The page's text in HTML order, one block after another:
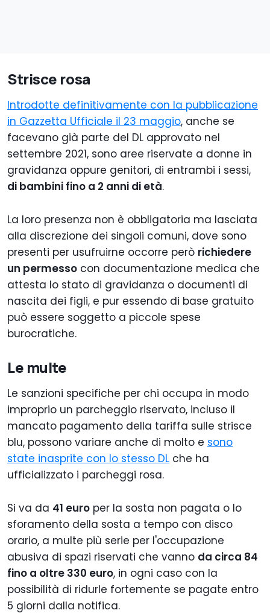
Strisce rosa
Introdotte definitivamente con la pubblicazione
in Gazzetta Ufficiale il 23 maggio, anche se
facevano già parte del DL approvato nel
settembre 2021, sono aree riservate a donne in
gravidanza oppure genitori, di entrambi i sessi,
di bambini fino a 2 anni di età.
La loro presenza non è obbligatoria ma lasciata
alla discrezione dei singoli comuni, dove sono
presenti per usufruirne occorre però richiedere
un permesso con documentazione medica che
attesta lo stato di gravidanza o documenti di
nascita dei figli, e pur essendo di base gratuito
può essere soggetto a piccole spese
burocratiche.
Le multe
Le sanzioni specifiche per chi occupa in modo
improprio un parcheggio riservato, incluso il
mancato pagamento della tariffa sulle strisce
blu, possono variare anche di molto e sono
state inasprite con lo stesso DL che ha
ufficializzato i parcheggi rosa.
Si va da 41 euro per la sosta non pagata o lo
sforamento della sosta a tempo con disco
orario, a multe più serie per l'occupazione
abusiva di spazi riservati che vanno da circa 84
fino a oltre 330 euro, in ogni caso con la
possibilità di ridurle fortemente se pagate entro
5 giorni dalla notifica.